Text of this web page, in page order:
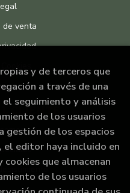
de venta
CLIENTE
y de terceros que
a través de una
seguimiento y análisis
de los usuarios
gestión de los espacios
el editor haya incluido en
que almacenan
de los usuarios